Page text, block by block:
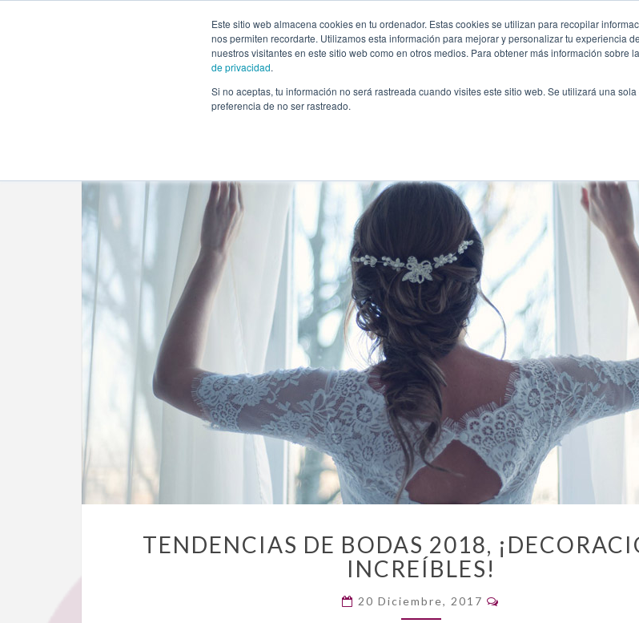
Este sitio web almacena cookies en tu ordenador. Estas cookies se utilizan para recopilar
nos permiten recordarte. Utilizamos esta información para mejorar y personalizar tu experiencia
nuestros visitantes en este sitio web como en otros medios. Para obtener más información sobre
de privacidad.
Si no aceptas, tu información no será rastreada cuando visites este sitio web. Se utilizará una
preferencia de no ser rastreado.
INICIO QUIÉNES SOMOS TE
Tendencias de bodas 2018, ¡decoraciones increíbles!
DE
BODAS
¡DECORACIONES
TENDENCIAS DE BODAS 2018,
INCREÍBLES!
20 Diciembre, 2017